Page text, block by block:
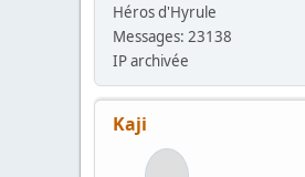
Héros d'Hyrule
Messages: 23138
IP archivée
Kaji